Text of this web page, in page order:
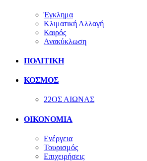
Έγκλημα
Κλιματική Αλλαγή
Καιρός
Ανακύκλωση
ΠΟΛΙΤΙΚΗ
ΚΟΣΜΟΣ
22ΟΣ ΑΙΩΝΑΣ
ΟΙΚΟΝΟΜΙΑ
Ενέργεια
Τουρισμός
Επιχειρήσεις